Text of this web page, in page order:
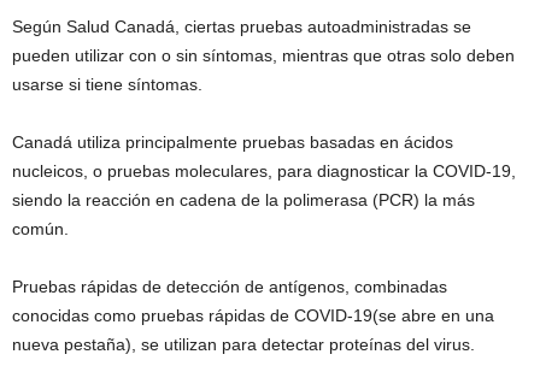
Según Salud Canadá, ciertas pruebas autoadministradas se
pueden utilizar con o sin síntomas, mientras que otras solo deben
usarse si tiene síntomas.
Canadá utiliza principalmente pruebas basadas en ácidos
nucleicos, o pruebas moleculares, para diagnosticar la COVID-19,
siendo la reacción en cadena de la polimerasa (PCR) la más
común.
Pruebas rápidas de detección de antígenos, combinadas
conocidas como pruebas rápidas de COVID-19(se abre en una
nueva pestaña), se utilizan para detectar proteínas del virus.